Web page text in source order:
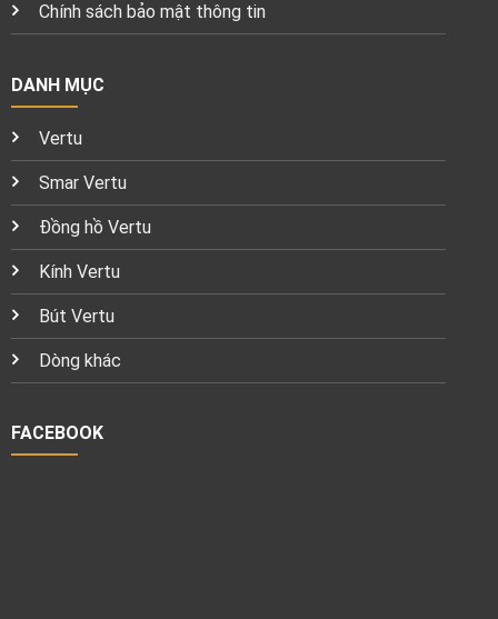
Chính sách bảo mật thông tin
DANH MỤC
Vertu
Smar Vertu
Đồng hồ Vertu
Kính Vertu
Bút Vertu
Dòng khác
FACEBOOK